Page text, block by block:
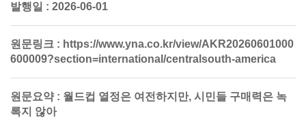
발행일 : 2026-06-01
원문링크 : https://www.yna.co.kr/view/AKR20260601000
600009?section=international/centralsouth-america
원문요약 : 월드컵 열정은 여전하지만, 시민들 구매력은 녹
록지 않아